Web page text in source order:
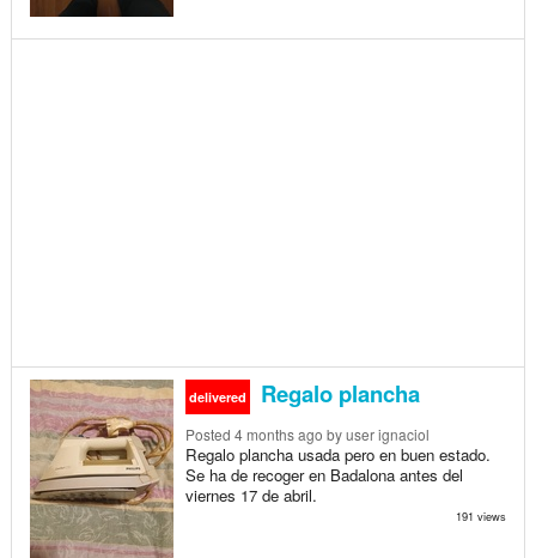
delivered Regalo plancha
Posted 4 months ago by user ignaciol
Regalo plancha usada pero en buen estado.
Se ha de recoger en Badalona antes del
viernes 17 de abril.
191 views